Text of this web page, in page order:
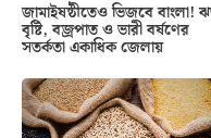
জামাইষষ্ঠীতেও ভিজবে বাংলা!
বৃষ্টি, বজ্রপাত ও ভারী বর্ষণের
সতর্কতা একাধিক জেলায়